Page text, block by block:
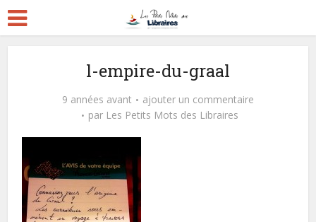
l-empire-du-graal
9 années avant
ajouter un commentaire
par Les Petits Mots des Libraires